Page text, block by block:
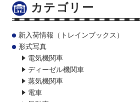
カテゴリー
新入荷情報（トレインブックス）
形式写真
電気機関車
ディーゼル機関車
蒸気機関車
電車